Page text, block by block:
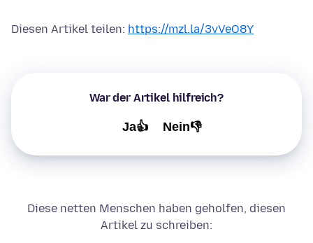
Diesen Artikel teilen: https://mzl.la/3vVeO8Y
War der Artikel hilfreich?
Ja👍 Nein👎
Diese netten Menschen haben geholfen, diesen
Artikel zu schreiben: